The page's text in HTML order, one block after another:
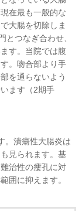
在最も一般的な
大腸を切除しま
とつなぎ合わせ、
す。当院では腹
。吻合部より手
を通らないよう
ます（2期手
。潰瘍性大腸炎は
見られます。基
治性の瘻孔に対
囲に抑えます。